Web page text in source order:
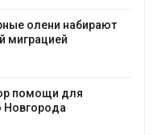
олени набирают
миграцией
помощи для
Новгорода